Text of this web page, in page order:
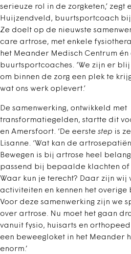
serieuze rol in de zorgketen,’ zegt
Huijzendveld, buurtsportcoach bij
Ze doelt op de nieuwste
care artrose, met enkele
het Meander Medisch Centrum én
buurtsportcoaches. ‘We zijn er
om binnen de zorg een plek te
wat ons werk oplevert.’
De samenwerking, ontwikkeld met
transformatiegelden, startte dit
en Amersfoort. ‘De eerste step is
Lisanne. ‘Wat kan de
Bewegen is bij artrose heel
passend bij bepaalde klachten of
Waar kun je terecht? Daar zijn wij
activiteiten en kennen het overige
Voor deze samenwerking zijn we
over artrose. Nu moet het gaan
vanuit fysio, huisarts en
een beweegloket in het Meander
enorm.’